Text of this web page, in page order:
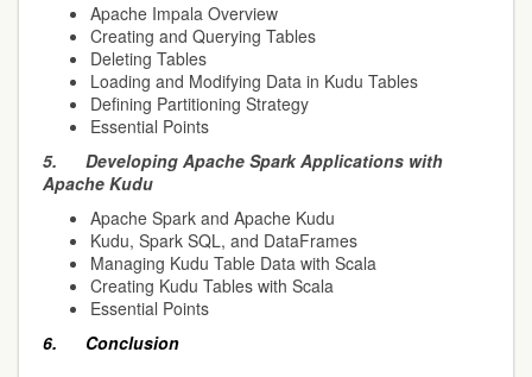
Apache Impala Overview
Creating and Querying Tables
Deleting Tables
Loading and Modifying Data in Kudu Tables
Defining Partitioning Strategy
Essential Points
5. Developing Apache Spark Applications with
Apache Kudu
Apache Spark and Apache Kudu
Kudu, Spark SQL, and DataFrames
Managing Kudu Table Data with Scala
Creating Kudu Tables with Scala
Essential Points
6. Conclusion